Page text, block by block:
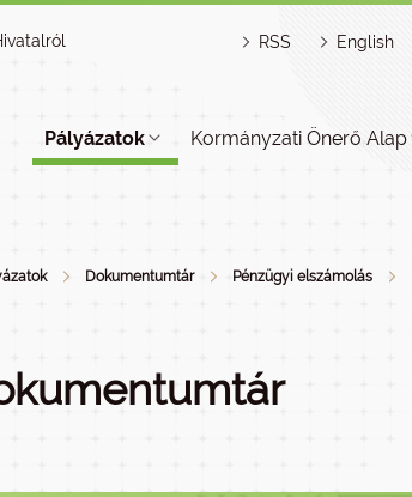
RSS English
Pályázatok Kormányzati Önerő Alap
Dokumentumtár Pénzügyi elszámolás